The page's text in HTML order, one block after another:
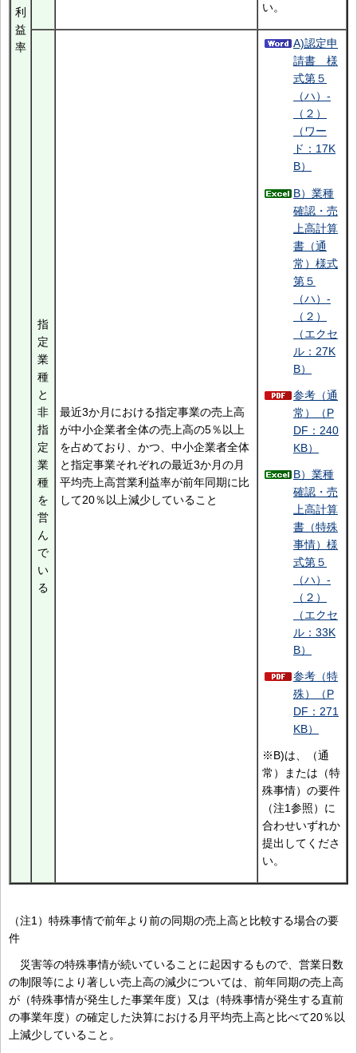
利
益
率
い。
指
定
業
種
と
非
指
定
業
種
を
営
ん
で
い
る
最近3か月における指定事業の売上高
が中小企業者全体の売上高の5％以上
を占めており、かつ、中小企業者全体
と指定事業それぞれの最近3か月の月
平均売上高営業利益率が前年同期に比
して20％以上減少していること
A)認定申
請書 様
式第５
（ハ）-
（２）
（ワー
ド：17K
B）
B）業種
確認・売
上高計算
書（通
常）様式
第５
（ハ）-
（２）
（エクセ
ル：27K
B）
参考（通
常）（P
DF：240
KB）
B）業種
確認・売
上高計算
書（特殊
事情）様
式第５
（ハ）-
（２）
（エクセ
ル：33K
B）
参考（特
殊）（P
DF：271
KB）
※B)は、（通
常）または（特
殊事情）の要件
（注1参照）に
合わせいずれか
提出してくださ
い。
（注1）特殊事情で前年より前の同期の売上高と比較する場合の要
件
災害等の特殊事情が続いていることに起因するもので、営業日数
の制限等により著しい売上高の減少については、前年同期の売上高
が（特殊事情が発生した事業年度）又は（特殊事情が発生する直前
の事業年度）の確定した決算における月平均売上高と比べて20％以
上減少していること。